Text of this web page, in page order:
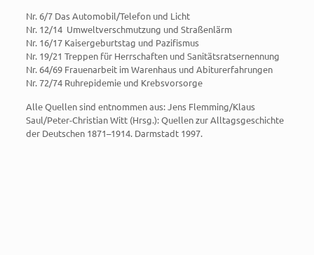
Nr. 6/7 Das Automobil/Telefon und Licht
Nr. 12/14 Umweltverschmutzung und Straßenlärm
Nr. 16/17 Kaisergeburtstag und Pazifismus
Nr. 19/21 Treppen für Herrschaften und Sanitätsratsernennung
Nr. 64/69 Frauenarbeit im Warenhaus und Abiturerfahrungen
Nr. 72/74 Ruhrepidemie und Krebsvorsorge
Alle Quellen sind entnommen aus: Jens Flemming/Klaus
Saul/Peter-Christian Witt (Hrsg.): Quellen zur Alltagsgeschichte
der Deutschen 1871–1914. Darmstadt 1997.